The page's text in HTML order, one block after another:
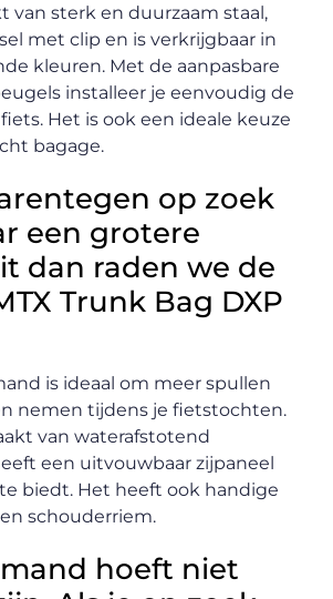
van sterk en duurzaam staal,
met clip en is verkrijgbaar in
kleuren. Met de aanpasbare
installeer je eenvoudig de
Het is ook een ideale keuze
bagage.
op zoek
een grotere
dan raden we de
Trunk Bag DXP
is ideaal om meer spullen
nemen tijdens je fietstochten.
van waterafstotend
een uitvouwbaar zijpaneel
biedt. Het heeft ook handige
schouderriem.
hoeft niet